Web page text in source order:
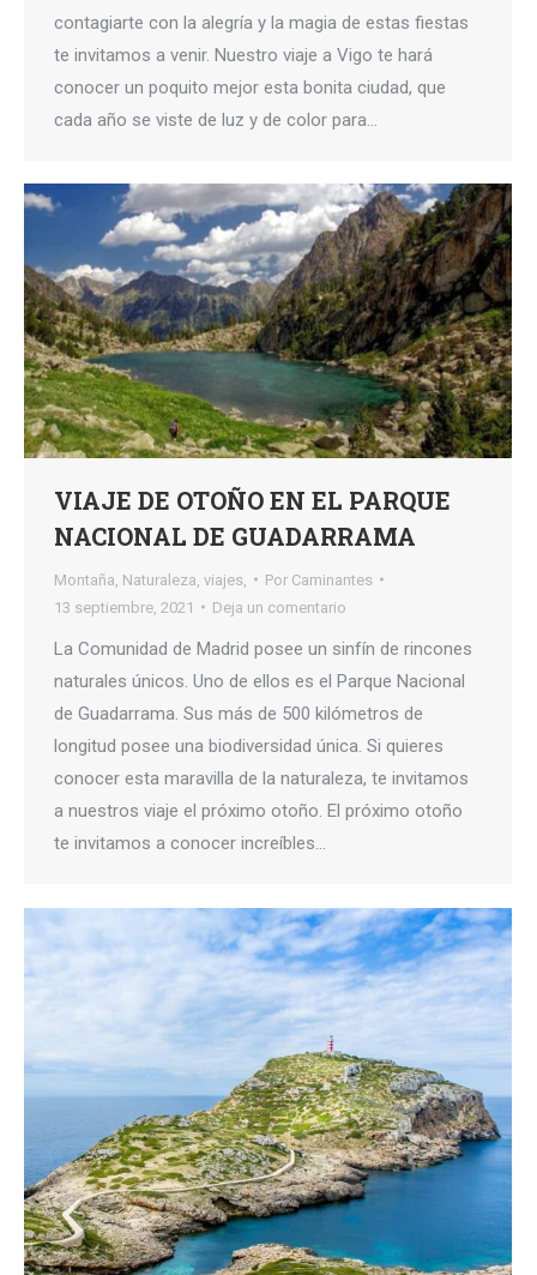
contagiarte con la alegría y la magia de estas fiestas
te invitamos a venir. Nuestro viaje a Vigo te hará
conocer un poquito mejor esta bonita ciudad, que
cada año se viste de luz y de color para…
VIAJE DE OTOÑO EN EL PARQUE
NACIONAL DE GUADARRAMA
Montaña Naturaleza viajes, Por Caminantes
13 septiembre, 2021
Deja un comentario
La Comunidad de Madrid posee un sinfín de rincones
naturales únicos. Uno de ellos es el Parque Nacional
de Guadarrama. Sus más de 500 kilómetros de
longitud posee una biodiversidad única. Si quieres
conocer esta maravilla de la naturaleza, te invitamos
a nuestros viaje el próximo otoño. El próximo otoño
te invitamos a conocer increíbles…